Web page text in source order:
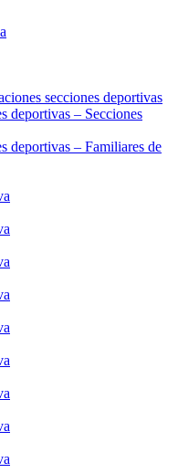
secciones deportivas
deportivas – Secciones
deportivas – Familiares de